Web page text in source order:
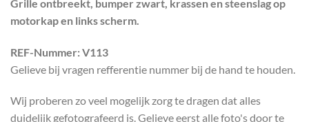
Grille ontbreekt, bumper zwart, krassen en steenslag op
motorkap en links scherm.
REF-Nummer: V113
Gelieve bij vragen refferentie nummer bij de hand te houden.
Wij proberen zo veel mogelijk zorg te dragen dat alles
duidelijk gefotografeerd is. Gelieve eerst alle foto's door te